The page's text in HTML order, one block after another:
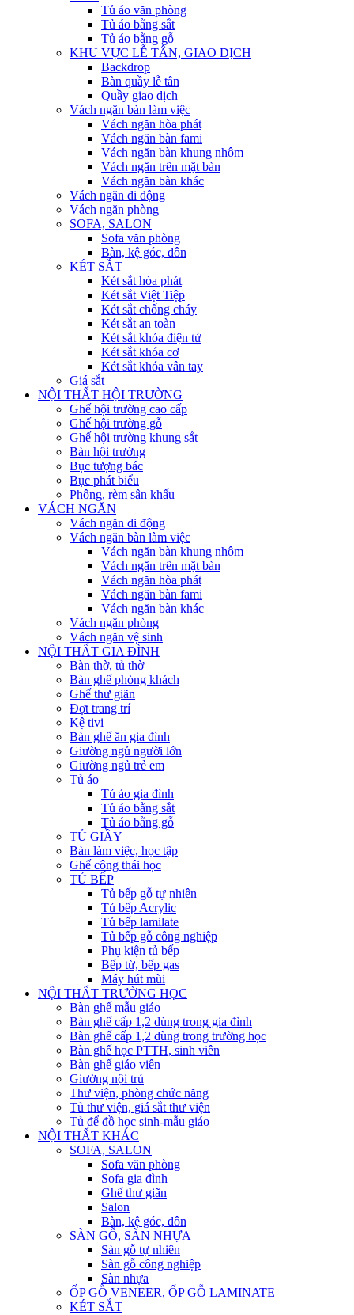
Tủ áo văn phòng
Tủ áo bằng sắt
Tủ áo bằng gỗ
KHU VỰC LỄ TÂN, GIAO DỊCH
Backdrop
Bàn quầy lễ tân
Quầy giao dịch
Vách ngăn bàn làm việc
Vách ngăn hòa phát
Vách ngăn bàn fami
Vách ngăn bàn khung nhôm
Vách ngăn trên mặt bàn
Vách ngăn bàn khác
Vách ngăn di động
Vách ngăn phòng
SOFA, SALON
Sofa văn phòng
Bàn, kệ góc, đôn
KÉT SẮT
Két sắt hòa phát
Két sắt Việt Tiệp
Két sắt chống cháy
Két sắt an toàn
Két sắt khóa điện tử
Két sắt khóa cơ
Két sắt khóa vân tay
Giá sắt
NỘI THẤT HỘI TRƯỜNG
Ghế hội trường cao cấp
Ghế hội trường gỗ
Ghế hội trường khung sắt
Bàn hội trường
Bục tượng bác
Bục phát biểu
Phông, rèm sân khấu
VÁCH NGĂN
Vách ngăn di động
Vách ngăn bàn làm việc
Vách ngăn bàn khung nhôm
Vách ngăn trên mặt bàn
Vách ngăn hòa phát
Vách ngăn bàn fami
Vách ngăn bàn khác
Vách ngăn phòng
Vách ngăn vệ sinh
NỘI THẤT GIA ĐÌNH
Bàn thờ, tủ thờ
Bàn ghế phòng khách
Ghế thư giãn
Đợt trang trí
Kệ tivi
Bàn ghế ăn gia đình
Giường ngủ người lớn
Giường ngủ trẻ em
Tủ áo
Tủ áo gia đình
Tủ áo bằng sắt
Tủ áo bằng gỗ
TỦ GIẦY
Bàn làm việc, học tập
Ghế công thái học
TỦ BẾP
Tủ bếp gỗ tự nhiên
Tủ bếp Acrylic
Tủ bếp lamilate
Tủ bếp gỗ công nghiệp
Phụ kiện tủ bếp
Bếp từ, bếp gas
Máy hút mùi
NỘI THẤT TRƯỜNG HỌC
Bàn ghế mẫu giáo
Bàn ghế cấp 1,2 dùng trong gia đình
Bàn ghế cấp 1,2 dùng trong trường học
Bàn ghế học PTTH, sinh viên
Bàn ghế giáo viên
Giường nội trú
Thư viện, phòng chức năng
Tủ thư viện, giá sắt thư viện
Tủ để đồ học sinh-mẫu giáo
NỘI THẤT KHÁC
SOFA, SALON
Sofa văn phòng
Sofa gia đình
Ghế thư giãn
Salon
Bàn, kệ góc, đôn
SÀN GỖ, SÀN NHỰA
Sàn gỗ tự nhiên
Sàn gỗ công nghiệp
Sàn nhựa
ỐP GỖ VENEER, ỐP GỖ LAMINATE
KÉT SẮT